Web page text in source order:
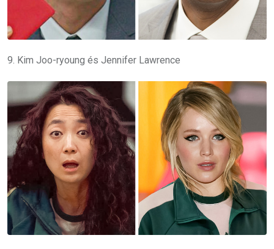
9. Kim Joo-ryoung és Jennifer Lawrence